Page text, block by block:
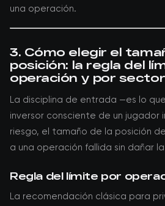
una operación.
3. Cómo elegir el
posición: la regla del
operación y por sector
La disciplina de entrada —es lo
inversor consciente de un jugador
riesgo, el tamaño de la posición
a una operación fallida sin dañar
Regla del límite por
La recomendación clásica para